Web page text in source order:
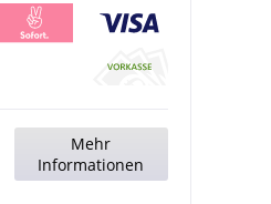
Mehr
Informationen